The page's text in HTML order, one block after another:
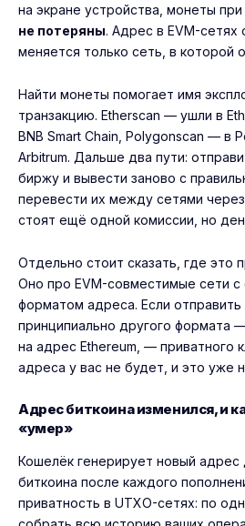
на экране устройства, монеты
не потеряны. Адрес в EVM-сетях
меняется только сеть, в которой
Найти монеты помогает имя
транзакцию. Etherscan — ушли в
BNB Smart Chain, Polygonscan — в
Arbitrum. Дальше два пути:
биржу и вывести заново с
перевести их между сетями
стоят ещё одной комиссии, но
Отдельно стоит сказать, где это
Оно про EVM-совместимые сети с
форматом адреса. Если
принципиально другого формата
на адрес Ethereum, — приватного
адреса у вас не будет, и это уже
Адрес биткоина изменился, и
«умер»
Кошелёк генерирует новый адрес
биткоина после каждого
приватность в UTXO-сетях: по